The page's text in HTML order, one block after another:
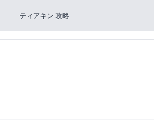
ティアキン 攻略